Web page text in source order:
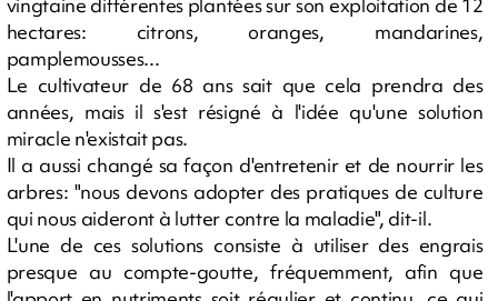
hectares: citrons, oranges, mandarines,
pamplemousses...
Le cultivateur de 68 ans sait que cela prendra des
années, mais il s'est résigné à l'idée qu'une solution
miracle n'existait pas.
Il a aussi changé sa façon d'entretenir et de nourrir les
arbres: "nous devons adopter des pratiques de culture
qui nous aideront à lutter contre la maladie", dit-il.
L'une de ces solutions consiste à utiliser des engrais
presque au compte-goutte, fréquemment, afin que